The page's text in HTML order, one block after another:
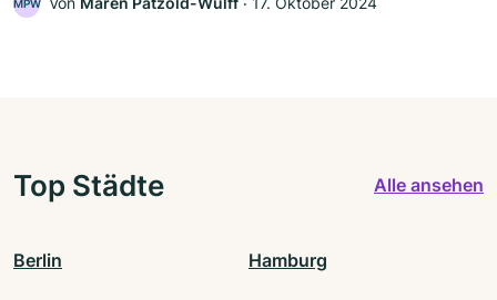
MPW
Top Städte Alle ansehen
Berlin Hamburg